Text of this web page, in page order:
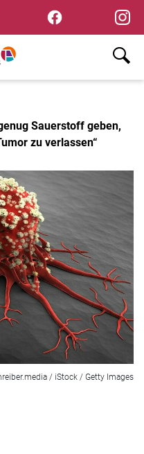
Sauerstoff geben,
zu verlassen“
/ iStock / Getty Images
×